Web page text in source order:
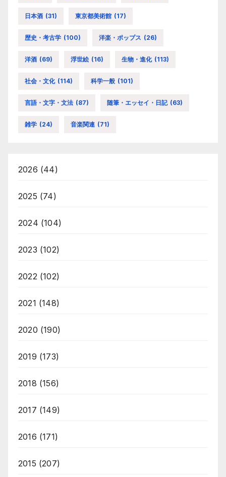
日本酒 (31) 東京都美術館 (17)
歴史・考古学 (100) 洋楽・ポップス (26)
洋酒 (69) 浮世絵 (16) 生物・進化 (113)
社会・文化 (114) 科学一般 (101)
言語・文字・文法 (87) 随筆・エッセイ・日記 (63)
雑学 (24) 音楽関連 (71)
2026 (44)
2025 (74)
2024 (104)
2023 (102)
2022 (102)
2021 (148)
2020 (190)
2019 (173)
2018 (156)
2017 (149)
2016 (171)
2015 (207)